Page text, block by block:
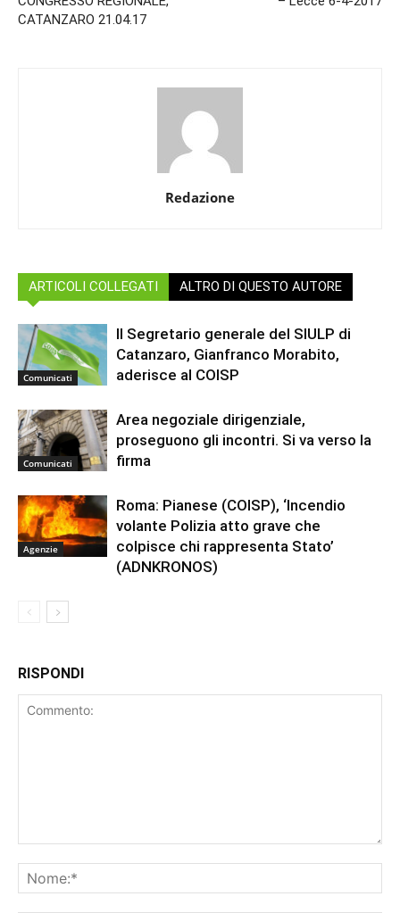
CATANZARO 21.04.17
Redazione
ARTICOLI COLLEGATI ALTRO DI QUESTO AUTORE
Comunicati
Il Segretario generale del SIULP di
Catanzaro, Gianfranco Morabito,
aderisce al COISP
Comunicati
Area negoziale dirigenziale,
proseguono gli incontri. Si va verso la
firma
Agenzie
Roma: Pianese (COISP), ‘Incendio
volante Polizia atto grave che
colpisce chi rappresenta Stato’
(ADNKRONOS)
RISPONDI